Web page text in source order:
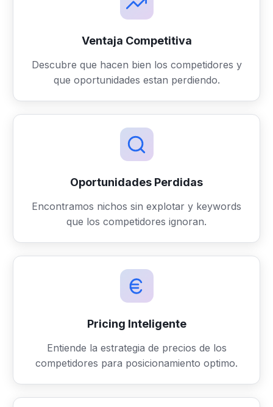
Ventaja Competitiva
Descubre que hacen bien los competidores y
que oportunidades estan perdiendo.
Oportunidades Perdidas
Encontramos nichos sin explotar y keywords
que los competidores ignoran.
Pricing Inteligente
Entiende la estrategia de precios de los
competidores para posicionamiento optimo.